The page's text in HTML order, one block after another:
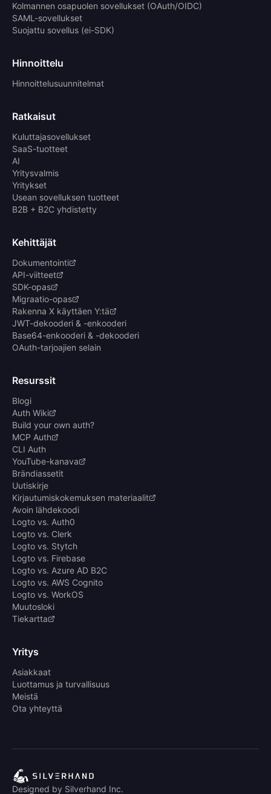
Kolmannen osapuolen sovellukset (OAuth/OIDC)
SAML-sovellukset
Suojattu sovellus (ei-SDK)
Hinnoittelu
Hinnoittelusuunnitelmat
Ratkaisut
Kuluttajasovellukset
SaaS-tuotteet
AI
Yritysvalmis
Yritykset
Usean sovelluksen tuotteet
B2B + B2C yhdistetty
Kehittäjät
Dokumentointi
API-viitteet
SDK-opas
Migraatio-opas
Rakenna X käyttäen Y:tä
JWT-dekooderi & -enkooderi
Base64-enkooderi & -dekooderi
OAuth-tarjoajien selain
Resurssit
Blogi
Auth Wiki
Build your own auth?
MCP Auth
CLI Auth
YouTube-kanava
Brändiassetit
Uutiskirje
Kirjautumiskokemuksen materiaalit
Avoin lähdekoodi
Logto vs. Auth0
Logto vs. Clerk
Logto vs. Stytch
Logto vs. Firebase
Logto vs. Azure AD B2C
Logto vs. AWS Cognito
Logto vs. WorkOS
Muutosloki
Tiekartta
Yritys
Asiakkaat
Luottamus ja turvallisuus
Meistä
Ota yhteyttä
Designed by Silverhand Inc.